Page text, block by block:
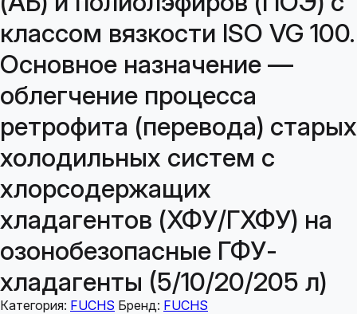
классом вязкости ISO VG 100.
Основное назначение —
облегчение процесса
ретрофита (перевода) старых
холодильных систем с
хлорсодержащих
хладагентов (ХФУ/ГХФУ) на
озонобезопасные ГФУ-
хладагенты (5/10/20/205 л)
Категория: FUCHS Бренд: FUCHS